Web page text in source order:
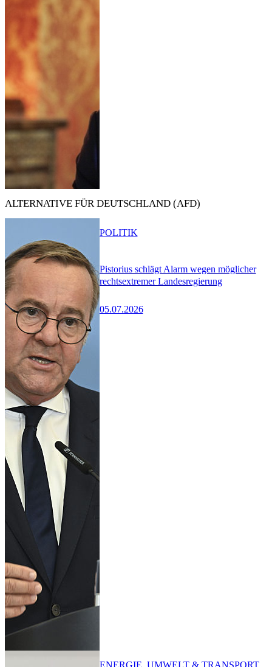
ALTERNATIVE FÜR DEUTSCHLAND (AFD)
Pistorius schlägt Alarm wegen möglicher
rechtsextremer Landesregierung
05.07.2026
POLITIK
ENERGIE, UMWELT & TRANSPORT